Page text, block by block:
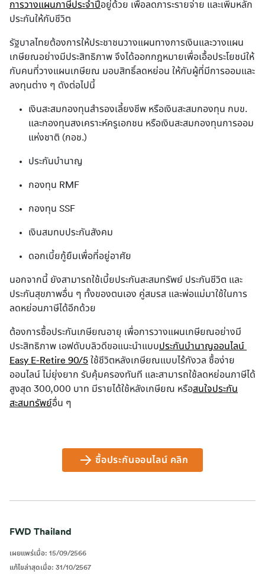
การวางแผนภาษีประจำปีอยู่ด้วย เพื่อลดภาระรายจ่าย และเพิ่มหลัก
ประกันให้กับชีวิต
รัฐบาลไทยต้องการให้ประชาชนวางแผนทางการเงินและวางแผน
เกษียณอย่างมีประสิทธิภาพ จึงได้ออกกฎหมายเพื่อเอื้อประโยชน์ให้
กับคนที่วางแผนเกษียณ มอบสิทธิ์ลดหย่อน ให้กับผู้ที่มีการออมและ
ลงทุนต่าง ๆ ดังต่อไปนี้
เงินสะสมกองทุนสำรองเลี้ยงชีพ หรือเงินสะสมกองทุน กบข.
และกองทุนสงเคราะห์ครูเอกชน หรือเงินสะสมกองทุนการออม
แห่งชาติ (กอช.)
ประกันบำนาญ
กองทุน RMF
กองทุน SSF
เงินสมทบประกันสังคม
ดอกเบี้ยกู้ยืมเพื่อที่อยู่อาศัย
นอกจากนี้ ยังสามารถใช้เบี้ยประกันสะสมทรัพย์ ประกันชีวิต และ
ประกันสุขภาพอื่น ๆ ทั้งของตนเอง คู่สมรส และพ่อแม่มาใช้ในการ
ลดหย่อนภาษีได้อีกด้วย
ต้องการซื้อประกันเกษียณอายุ เพื่อการวางแผนเกษียณอย่างมี
ประสิทธิภาพ เอฟดับบลิวดีขอแนะนำแบบประกันบำนาญออนไลน์
Easy E-Retire 90/5 ใช้ชีวิตหลังเกษียณแบบไร้กังวล ซื้อง่าย
ออนไลน์ ไม่ยุ่งยาก รับคุ้มครองทันที และสามารถใช้ลดหย่อนภาษีได้
สูงสุด 300,000 บาท มีรายได้ใช้หลังเกษียณ หรือสนใจประกัน
สะสมทรัพย์อื่น ๆ
ซื้อประกันออนไลน์ คลิก
FWD Thailand
เผยแพร่เมื่อ: 15/09/2566
แก้ไขล่าสุดเมื่อ: 31/10/2567